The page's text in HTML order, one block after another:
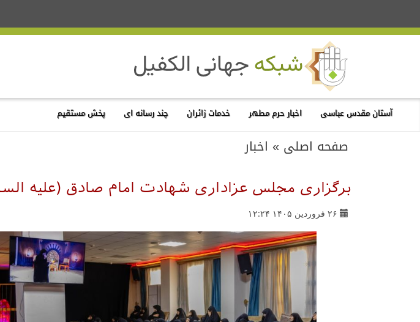
آستان مقدس عباسی اخبار حرم مطهر خدمات زائران چند رسانه ای پخش مستقیم
صفحه اصلی » اخبار
برگزاری مجلس عزاداری شهادت امام صادق (علیه
۲۶ فروردین ۱۴۰۵ ۱۲:۲۴